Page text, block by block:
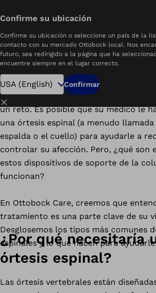
Confirme su ubicación
Confirme su ubicación o seleccione un país de la
contacto con su mercado Ottobock local. Nos
futuro, sea redirigido a la página que ha
encuentre siempre en el lugar correcto.
Confirmar
Descargue el contenido
Lidiar con una lesión en la espalda o el
manejar una afección de la columna,
un reto. Es posible que su médico le
una órtesis espinal (a menudo
espalda o el cuello) para ayudarle a
controlar su afección. Pero, ¿qué son
estos dispositivos de soporte de la
funcionan?
En Ottobock Care, creemos que
tratamiento es una parte clave de su
Desglosemos los tipos más comunes
espinales y lo que hacen para
¿Por qué necesitaría
órtesis espinal?
Las órtesis vertebrales están